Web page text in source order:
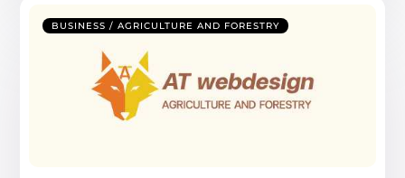
BUSINESS / AGRICULTURE AND FORESTRY